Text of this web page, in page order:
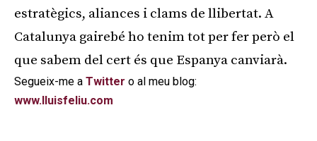
estratègics, aliances i clams de llibertat. A
Catalunya gairebé ho tenim tot per fer però el
que sabem del cert és que Espanya canviarà.
Segueix-me a Twitter o al meu blog:
www.lluisfeliu.com